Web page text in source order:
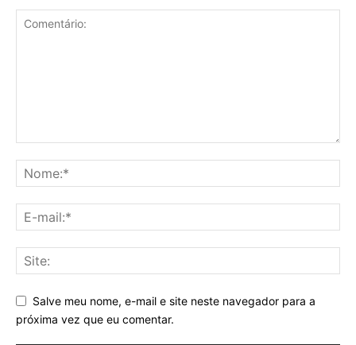
Salve meu nome, e-mail e site neste navegador para a
próxima vez que eu comentar.